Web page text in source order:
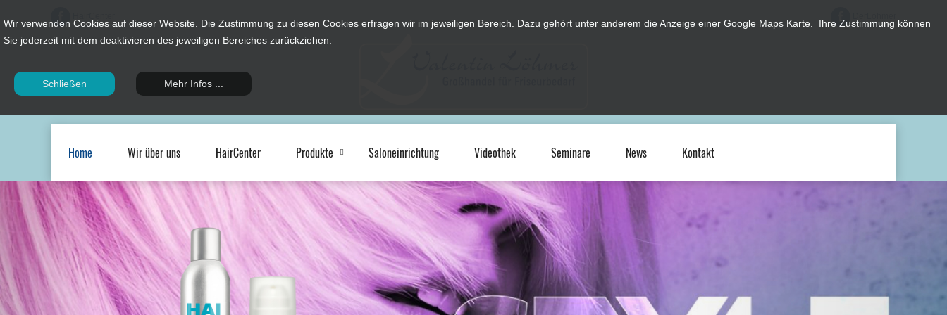
Wir verwenden Cookies auf dieser Website. Die Zustimmung zu diesen Cookies erfragen wir im jeweiligen Bereich. Dazu gehört unter anderem die Anzeige einer Google Maps Karte. Ihre Zustimmung können
Sie jederzeit mit dem deaktivieren des jeweiligen Bereiches zurückziehen.
Schließen Mehr Infos ...
Home Wir über uns HairCenter Produkte Saloneinrichtung Videothek Seminare News Kontakt